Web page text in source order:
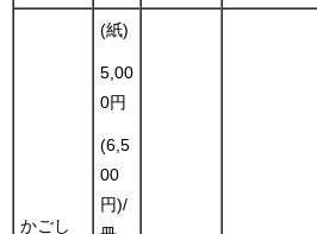
かごし
(紙)
5,00
0円
(6,5
00
円)/